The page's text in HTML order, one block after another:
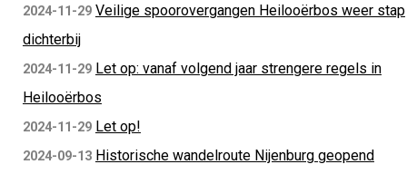
2024-11-29 Veilige spoorovergangen Heilooërbos weer stap
dichterbij
2024-11-29 Let op: vanaf volgend jaar strengere regels in
Heilooërbos
2024-11-29 Let op!
2024-09-13 Historische wandelroute Nijenburg geopend